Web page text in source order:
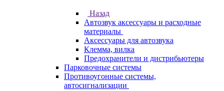
Назад
Автозвук аксессуары и расходные
материалы
Аксессуары для автозвука
Клемма, вилка
Предохранители и дистрибьютеры
Парковочные системы
Противоугонные системы,
автосигнализации